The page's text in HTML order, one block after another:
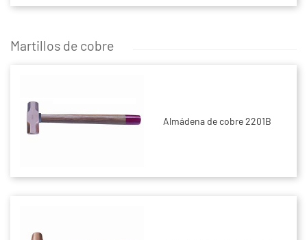
Martillos de cobre
Almádena de cobre 2201B